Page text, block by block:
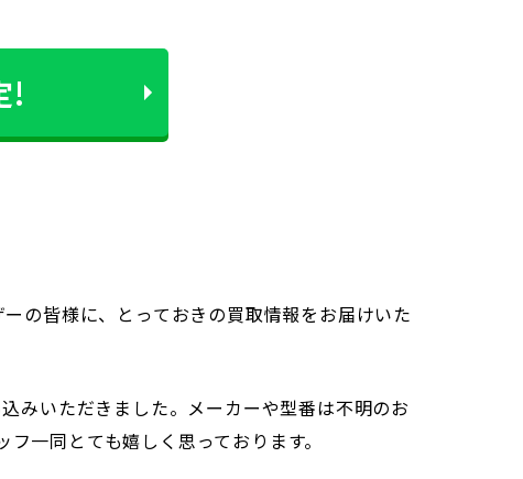
!
の皆様に、とっておきの買取情報をお届けいた
みいただきました。メーカーや型番は不明のお
一同とても嬉しく思っております。